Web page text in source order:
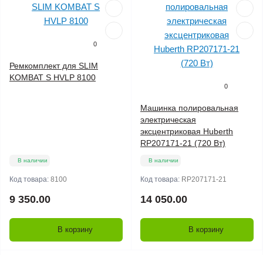
0
Ремкомплект для SLIM
KOMBAT S HVLP 8100
В наличии
Код товара: 8100
9 350.00
В корзину
0
Машинка полировальная
электрическая
эксцентриковая Huberth
RP207171-21 (720 Вт)
В наличии
Код товара: RP207171-21
14 050.00
В корзину